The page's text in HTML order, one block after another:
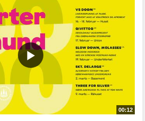
00:12